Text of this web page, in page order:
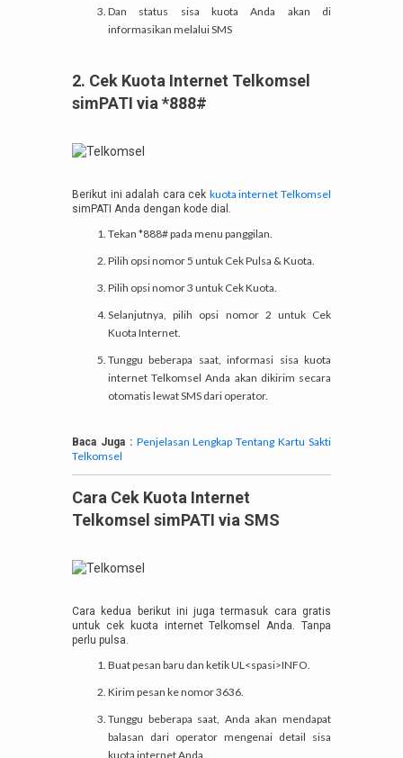
Dan status sisa kuota Anda akan di
informasikan melalui SMS
2. Cek Kuota Internet Telkomsel
simPATI via *888#
Berikut ini adalah cara cek kuota internet Telkomsel
simPATI Anda dengan kode dial.
Tekan *888# pada menu panggilan.
Pilih opsi nomor 5 untuk Cek Pulsa & Kuota.
Pilih opsi nomor 3 untuk Cek Kuota.
Selanjutnya, pilih opsi nomor 2 untuk Cek
Kuota Internet.
Tunggu beberapa saat, informasi sisa kuota
internet Telkomsel Anda akan dikirim secara
otomatis lewat SMS dari operator.
Baca Juga : Penjelasan Lengkap Tentang Kartu Sakti
Telkomsel
Cara Cek Kuota Internet
Telkomsel simPATI via SMS
Cara kedua berikut ini juga termasuk cara gratis
untuk cek kuota internet Telkomsel Anda. Tanpa
perlu pulsa.
Buat pesan baru dan ketik UL<spasi>INFO.
Kirim pesan ke nomor 3636.
Tunggu beberapa saat, Anda akan mendapat
balasan dari operator mengenai detail sisa
kuota internet Anda.